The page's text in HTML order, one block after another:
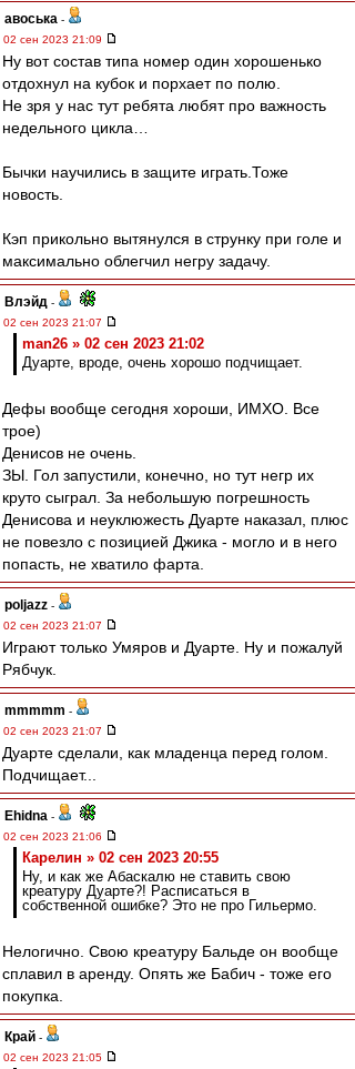
авоська -
02 сен 2023 21:09
Ну вот состав типа номер один хорошенько
отдохнул на кубок и порхает по полю.
Не зря у нас тут ребята любят про важность
недельного цикла…
Бычки научились в защите играть.Тоже
новость.
Кэп прикольно вытянулся в струнку при голе и
максимально облегчил негру задачу.
Влэйд -
02 сен 2023 21:07
man26 » 02 сен 2023 21:02
Дуарте, вроде, очень хорошо подчищает.
Дефы вообще сегодня хороши, ИМХО. Все
трое)
Денисов не очень.
ЗЫ. Гол запустили, конечно, но тут негр их
круто сыграл. За небольшую погрешность
Денисова и неуклюжесть Дуарте наказал, плюс
не повезло с позицией Джика - могло и в него
попасть, не хватило фарта.
poljazz -
02 сен 2023 21:07
Играют только Умяров и Дуарте. Ну и пожалуй
Рябчук.
mmmmm -
02 сен 2023 21:07
Дуарте сделали, как младенца перед голом.
Подчищает...
Ehidna -
02 сен 2023 21:06
Карелин » 02 сен 2023 20:55
Ну, и как же Абаскалю не ставить свою
креатуру Дуарте?! Расписаться в
собственной ошибке? Это не про Гильермо.
Нелогично. Свою креатуру Бальде он вообще
сплавил в аренду. Опять же Бабич - тоже его
покупка.
Край -
02 сен 2023 21:05